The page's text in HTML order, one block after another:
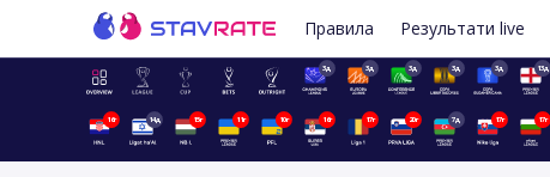
Правила Результати live
3д 3д 3д 3д 3д 13д
16г 14д 15г 11г 10г 16г 17г 20г 7д 17г 17г